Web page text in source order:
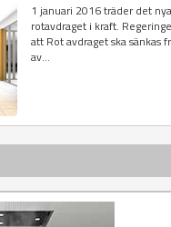
1 januari 2016 träder det
rotavdraget i kraft.
att Rot avdraget ska sänkas
av...